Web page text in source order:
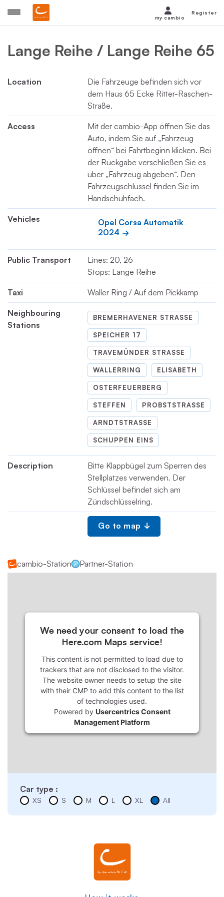
Lange Reihe / Lange Reihe 65
Location
Die Fahrzeuge befinden sich vor
dem Haus 65 Ecke Ritter-Raschen-
Straße.
Access
Mit der cambio-App öffnen Sie das
Auto, indem Sie auf „Fahrzeug
öffnen“ bei Fahrtbeginn klicken. Bei
der Rückgabe verschließen Sie es
über „Fahrzeug abgeben“. Den
Fahrzeugschlüssel finden Sie im
Handschuhfach.
Vehicles
Opel Corsa Automatik
2024
Public Transport
Lines: 20, 26
Stops: Lange Reihe
Taxi Waller Ring / Auf dem Pickkamp
Neighbouring
Stations
BREMERHAVENER STRASSE
SPEICHER 17
TRAVEMÜNDER STRASSE
WALLERRING ELISABETH
OSTERFEUERBERG
STEFFEN PROBSTSTRASSE
ARNDTSTRASSE
SCHUPPEN EINS
Description
Bitte Klappbügel zum Sperren des
Stellplatzes verwenden. Der
Schlüssel befindet sich am
Zündschlüsselring.
Go to map
cambio-Station Partner-Station
We need your consent to load the
Here.com Maps service!
This content is not permitted to load due to
trackers that are not disclosed to the visitor.
The website owner needs to setup the site
with their CMP to add this content to the list
of technologies used.
Powered by Usercentrics Consent
Management Platform
Car type :
XS S M L XL All
my cambio
Register